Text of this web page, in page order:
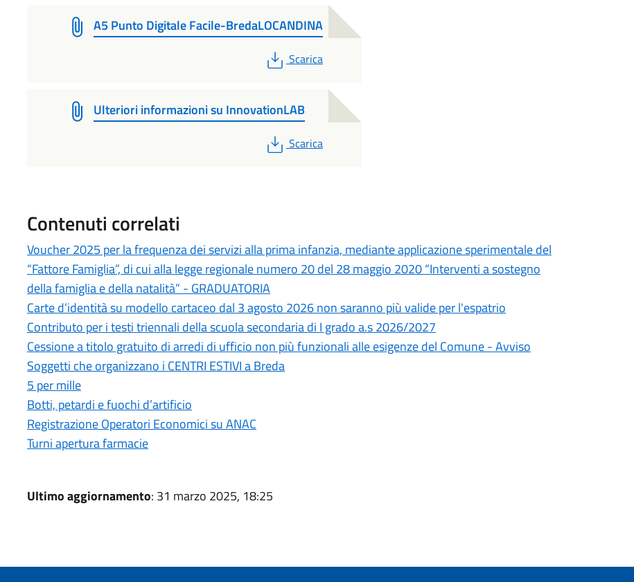
A5 Punto Digitale Facile-BredaLOCANDINA
PDF
Scarica
Ulteriori informazioni su InnovationLAB
PDF
Scarica
Contenuti correlati
Voucher 2025 per la frequenza dei servizi alla prima infanzia, mediante applicazione sperimentale del
“Fattore Famiglia”, di cui alla legge regionale numero 20 del 28 maggio 2020 “Interventi a sostegno
della famiglia e della natalità” - GRADUATORIA
Carte d’identità su modello cartaceo dal 3 agosto 2026 non saranno più valide per l'espatrio
Contributo per i testi triennali della scuola secondaria di I grado a.s 2026/2027
Cessione a titolo gratuito di arredi di ufficio non più funzionali alle esigenze del Comune - Avviso
Soggetti che organizzano i CENTRI ESTIVI a Breda
5 per mille
Botti, petardi e fuochi d’artificio
Registrazione Operatori Economici su ANAC
Turni apertura farmacie
Ultimo aggiornamento: 31 marzo 2025, 18:25